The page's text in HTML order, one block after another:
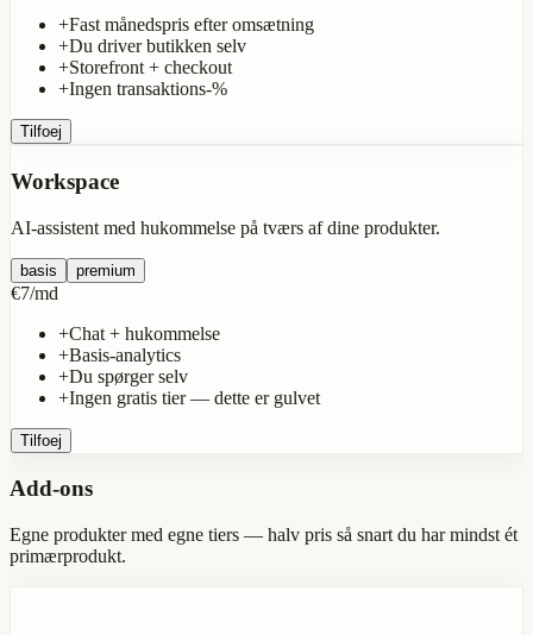
+Fast månedspris efter omsætning
+Du driver butikken selv
+Storefront + checkout
+Ingen transaktions-%
Tilfoej
Workspace
AI-assistent med hukommelse på tværs af dine produkter.
basis premium
€7/md
+Chat + hukommelse
+Basis-analytics
+Du spørger selv
+Ingen gratis tier — dette er gulvet
Tilfoej
Add-ons
Egne produkter med egne tiers — halv pris så snart du har mindst ét
primærprodukt.